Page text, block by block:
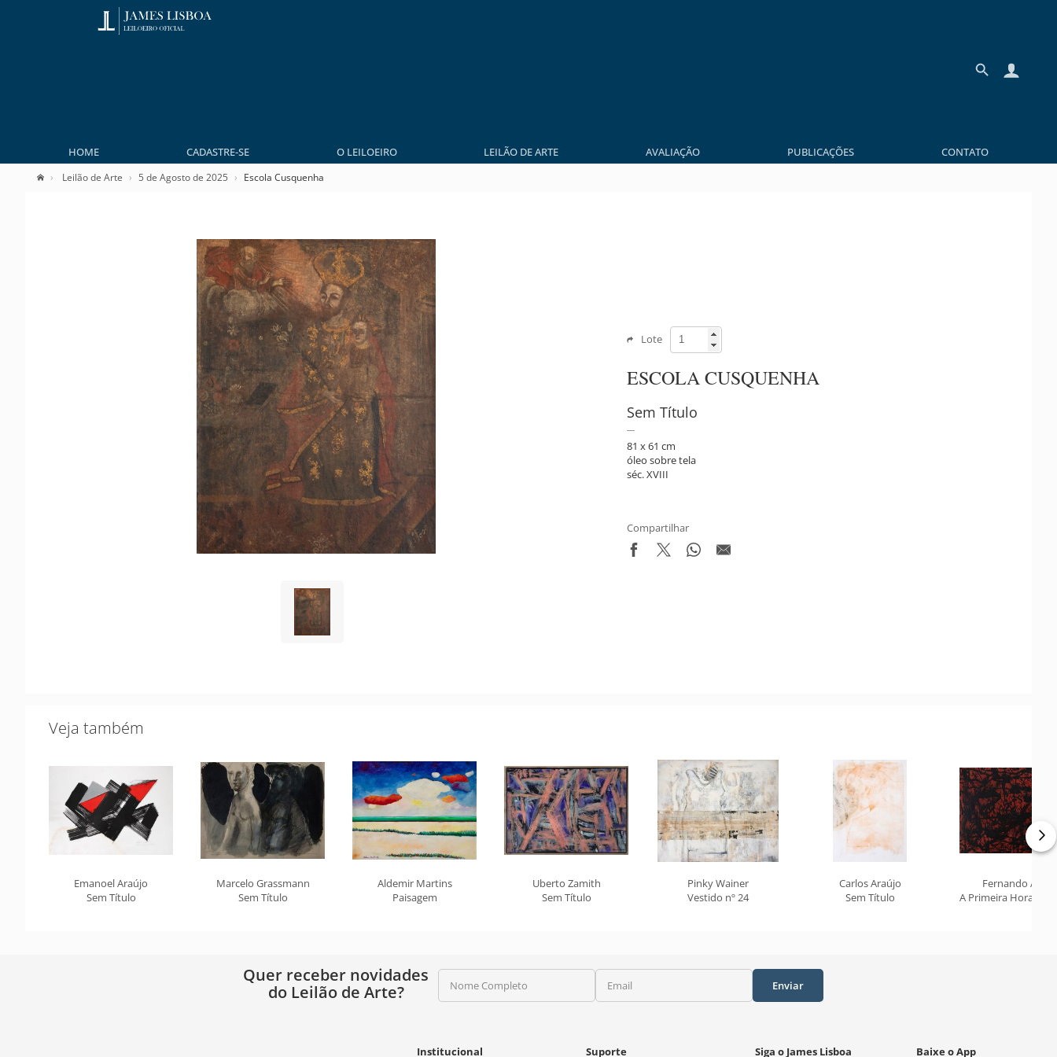
HOME CADASTRE-SE O LEILOEIRO LEILÃO DE ARTE AVALIAÇÃO PUBLICAÇÕES CONTATO
Leilão de Arte 5 de Agosto de 2025 Escola Cusquenha
Lote
ESCOLA CUSQUENHA
Sem Título
81 x 61 cm
óleo sobre tela
séc. XVIII
Compartilhar
Veja também
Emanoel Araújo
Sem Título
Marcelo Grassmann
Sem Título
Aldemir Martins
Paisagem
Uberto Zamith
Sem Título
Pinky Wainer
Vestido nº 24
Carlos Araújo
Sem Título
Fernando
A Primeira Hora do
Quer receber novidades
do Leilão de Arte?
Nome Completo Email Enviar
Institucional Suporte Siga o James Lisboa Baixe o App